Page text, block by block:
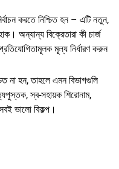
করতে নিশ্চিত হন – এটি নতুন,
অন্যান্য বিক্রেতারা কী চার্জ
মূল্য নির্ধারণ করুন
না হন, তাহলে এমন বিভাগগুলি
স্ব-সহায়ক শিরোনাম,
ভালো বিকল্প।